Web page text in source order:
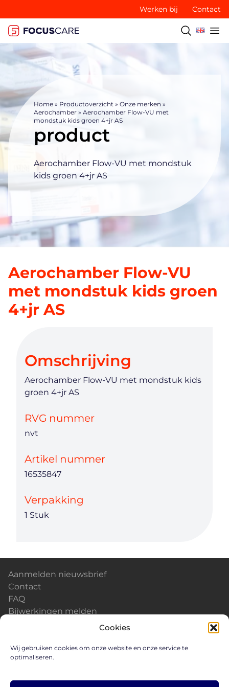
Cookies
Wij gebruiken cookies om onze website en onze service te
optimaliseren.
Werken bij Contact
Home » Productoverzicht » Onze merken »
Aerochamber » Aerochamber Flow-VU met
mondstuk kids groen 4+jr AS
product
Aerochamber Flow-VU met mondstuk
kids groen 4+jr AS
Aerochamber Flow-VU
met mondstuk kids groen
4+jr AS
Omschrijving
Aerochamber Flow-VU met mondstuk kids
groen 4+jr AS
RVG nummer
nvt
Artikel nummer
16535847
Verpakking
1 Stuk
Aanmelden nieuwsbrief
Contact
FAQ
Bijwerkingen melden
Careers